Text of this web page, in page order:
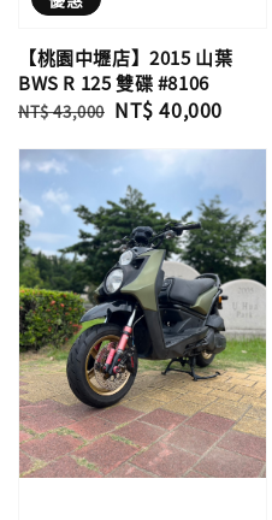
【桃園中壢店】2015 山葉
BWS R 125 雙碟 #8106
Regular
NT$ 43,000 Sale
NT$ 40,000